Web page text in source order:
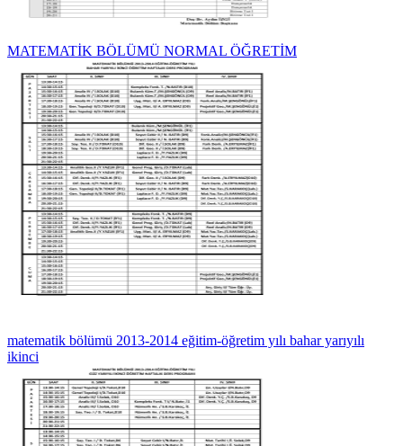
MATEMATİK BÖLÜMÜ NORMAL ÖĞRETİM
matematik bölümü 2013-2014 eğitim-öğretim yılı bahar yarıyılı
ikinci